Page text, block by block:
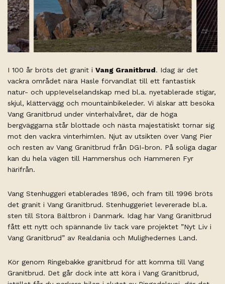
I 100 år bröts det granit i Vang Granitbrud. Idag är det
vackra området nära Hasle förvandlat till ett fantastisk
natur- och uppIevelselandskap med bl.a. nyetablerade stigar,
skjul, klättervägg och mountainbikeleder. Vi älskar att besöka
Vang Granitbrud under vinterhalvåret, där de höga
bergväggarna står blottade och nästa majestätiskt tornar sig
mot den vackra vinterhimlen. Njut av utsikten över Vang Pier
och resten av Vang Granitbrud från DGI-bron. På soliga dagar
kan du hela vägen till Hammershus och Hammeren Fyr
härifrån.
Vang Stenhuggeri etablerades 1896, och fram till 1996 bröts
det granit i Vang Granitbrud. Stenhuggeriet levererade bl.a.
sten till Stora Bältbron i Danmark. Idag har Vang Granitbrud
fått ett nytt och spännande liv tack vare projektet ”Nyt Liv i
Vang Granitbrud” av Realdania och Mulighedernes Land.
Kör genom Ringebakke granitbrud för att komma till Vang
Granitbrud. Det går dock inte att köra i Vang Granitbrud,